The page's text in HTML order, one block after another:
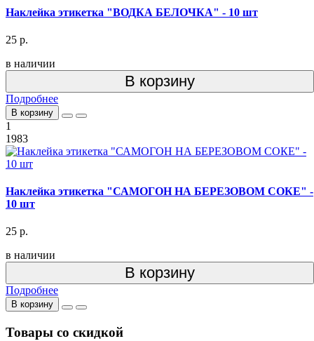
Наклейка этикетка "ВОДКА БЕЛОЧКА" - 10 шт
25 р.
в наличии
В корзину
Подробнее
В корзину
1
1983
Наклейка этикетка "САМОГОН НА БЕРЕЗОВОМ СОКЕ" -
10 шт
25 р.
в наличии
В корзину
Подробнее
В корзину
Товары со скидкой